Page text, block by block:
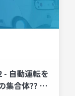
自動運転を
集合体?? 活